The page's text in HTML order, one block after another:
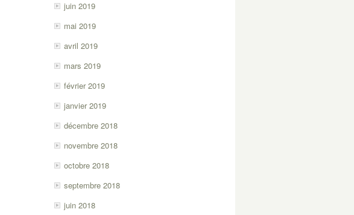
juin 2019
mai 2019
avril 2019
mars 2019
février 2019
janvier 2019
décembre 2018
novembre 2018
octobre 2018
septembre 2018
juin 2018